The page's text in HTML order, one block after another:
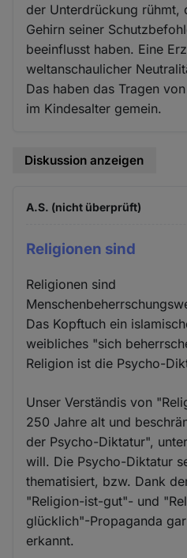
der Unterdrückung rühmt,
Gehirn seiner
beeinflusst haben. Eine
weltanschaulicher
Das haben das Tragen
im Kindesalter gemein.
Diskussion anzeigen
A.S. (nicht überprüft)
Religionen sind
Religionen sind
Das Kopftuch ein
weibliches "sich
Religion ist die Psycho-
Unser Verständis von
250 Jahre alt und
der Psycho-Diktatur",
will. Die Psycho-Diktatur
thematisiert, bzw. Dank
"Religion-ist-gut"- und
glücklich"-Propaganda
erkannt.